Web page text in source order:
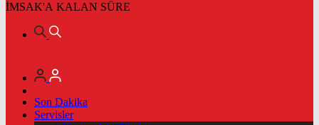
İMSAK'A KALAN SÜRE
Son Dakika
Servisler